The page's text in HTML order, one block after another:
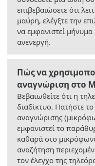
επιβεβαιώσετε ότι
μαύρη, ελέγξτε την
να εμφανιστεί
ανενεργή.
Πώς να
αναγνώριση στο
Βεβαιωθείτε ότι η
διαδίκτυο. Πατήστε
αναγνώρισης
εμφανιστεί το
καθαρά στο
αναζήτηση
τον έλεγχο της